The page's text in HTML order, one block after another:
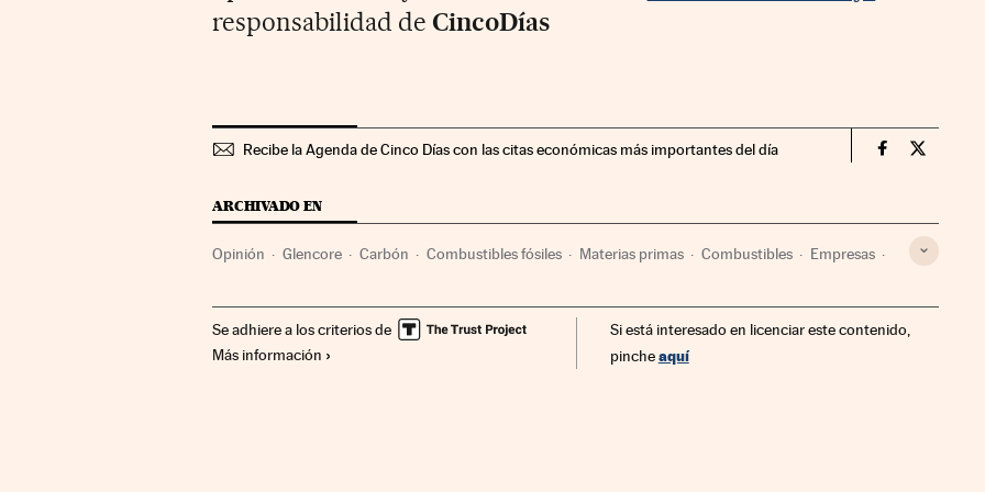
responsabilidad de CincoDías
Recibe la Agenda de Cinco Días con las citas económicas más importantes del día OpinionOpinion
ARCHIVADO EN
Opinión Glencore Carbón Combustibles fósiles Materias primas Combustibles Empresas
Se adhiere a los criterios de
Más información
Si está interesado en licenciar este contenido,
pincheaquí